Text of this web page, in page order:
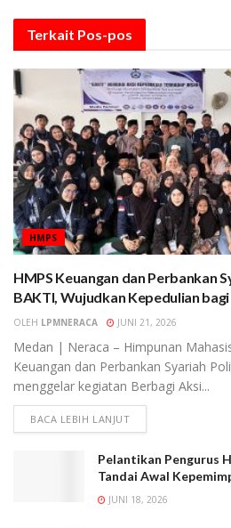
Terkait Pos-pos
HMPS
HMPS Keuangan dan Perbankan
BAKTI, Wujudkan Kepedulian
OLEH LPMNERACA JUNI 21, 2026
Medan | Neraca – Himpunan
Keuangan dan Perbankan Syariah
menggelar kegiatan Berbagi Aksi...
BACA LEBIH LANJUT
Pelantikan Pengurus
Tandai Awal
JUNI 18, 2026